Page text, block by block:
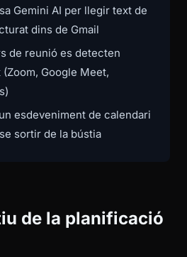
Gemini AI per llegir text de
dins de Gmail
de reunió es detecten
Google Meet,
esdeveniment de calendari
sortir de la bústia
de la planificació